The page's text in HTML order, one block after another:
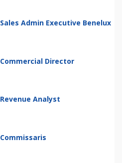
Sales Admin Executive Benelux
Commercial Director
Revenue Analyst
Commissaris